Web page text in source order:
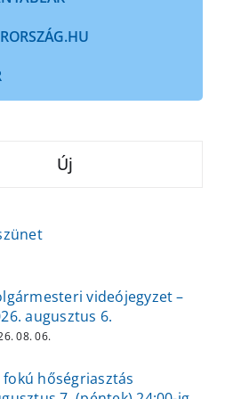
Új
videójegyzet –
augusztus 6.
08. 06.
fokú hőségriasztás